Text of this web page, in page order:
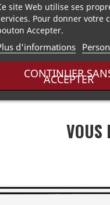
site Web utilise ses
Pour donner votre
Accepter.
d'informations
CONTINUER
ACCEPTER
du goûter !"
VOUS